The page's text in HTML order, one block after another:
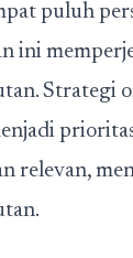
puluh
ini
Strategi
relevan,